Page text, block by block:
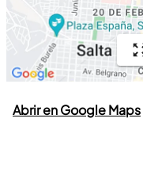
Abrir en Google Maps